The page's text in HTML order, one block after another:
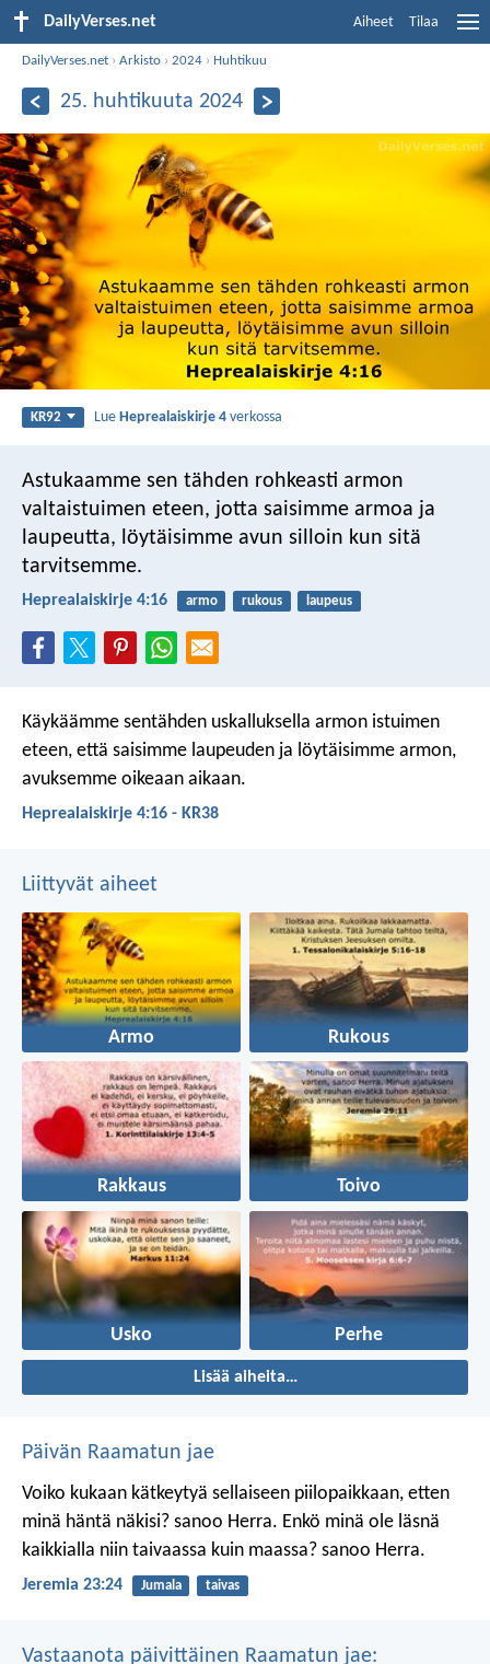
DailyVerses.net Aiheet Tilaa
DailyVerses.net ›Arkisto ›2024 › Huhtikuu
25. huhtikuuta 2024
KR92 LueHeprealaiskirje 4 verkossa
Astukaamme sen tähden rohkeasti armon
valtaistuimen eteen, jotta saisimme armoa ja
laupeutta, löytäisimme avun silloin kun sitä
tarvitsemme.
Heprealaiskirje 4:16 armo rukous laupeus
Käykäämme sentähden uskalluksella armon istuimen
eteen, että saisimme laupeuden ja löytäisimme armon,
avuksemme oikeaan aikaan.
Heprealaiskirje 4:16 - KR38
Liittyvät aiheet
Armo Rukous
Rakkaus Toivo
Usko Perhe
Lisää aiheita…
Päivän Raamatun jae
Voiko kukaan kätkeytyä sellaiseen piilopaikkaan, etten
minä häntä näkisi? sanoo Herra. Enkö minä ole läsnä
kaikkialla niin taivaassa kuin maassa? sanoo Herra.
Jeremia 23:24 Jumala taivas
Vastaanota päivittäinen Raamatun jae: